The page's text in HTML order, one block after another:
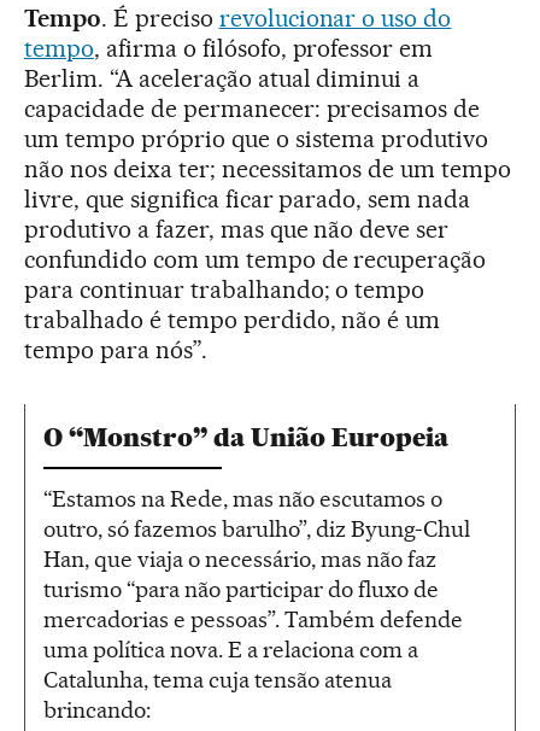
Tempo. É preciso revolucionar o uso do
tempo, afirma o filósofo, professor em
Berlim. “A aceleração atual diminui a
capacidade de permanecer: precisamos de
um tempo próprio que o sistema produtivo
não nos deixa ter; necessitamos de um tempo
livre, que significa ficar parado, sem nada
produtivo a fazer, mas que não deve ser
confundido com um tempo de recuperação
para continuar trabalhando; o tempo
trabalhado é tempo perdido, não é um
tempo para nós”.
O “Monstro” da União Europeia
“Estamos na Rede, mas não escutamos o
outro, só fazemos barulho”, diz Byung-Chul
Han, que viaja o necessário, mas não faz
turismo “para não participar do fluxo de
mercadorias e pessoas”. Também defende
uma política nova. E a relaciona com a
Catalunha, tema cuja tensão atenua
brincando: